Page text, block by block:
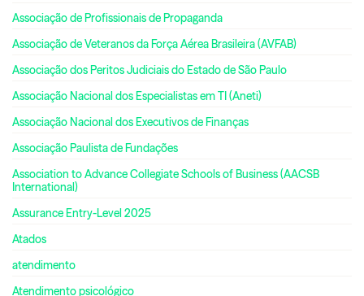
Associação de Profissionais de Propaganda
Associação de Veteranos da Força Aérea Brasileira (AVFAB)
Associação dos Peritos Judiciais do Estado de São Paulo
Associação Nacional dos Especialistas em TI (Aneti)
Associação Nacional dos Executivos de Finanças
Associação Paulista de Fundações
Association to Advance Collegiate Schools of Business (AACSB
International)
Assurance Entry-Level 2025
Atados
atendimento
Atendimento psicológico